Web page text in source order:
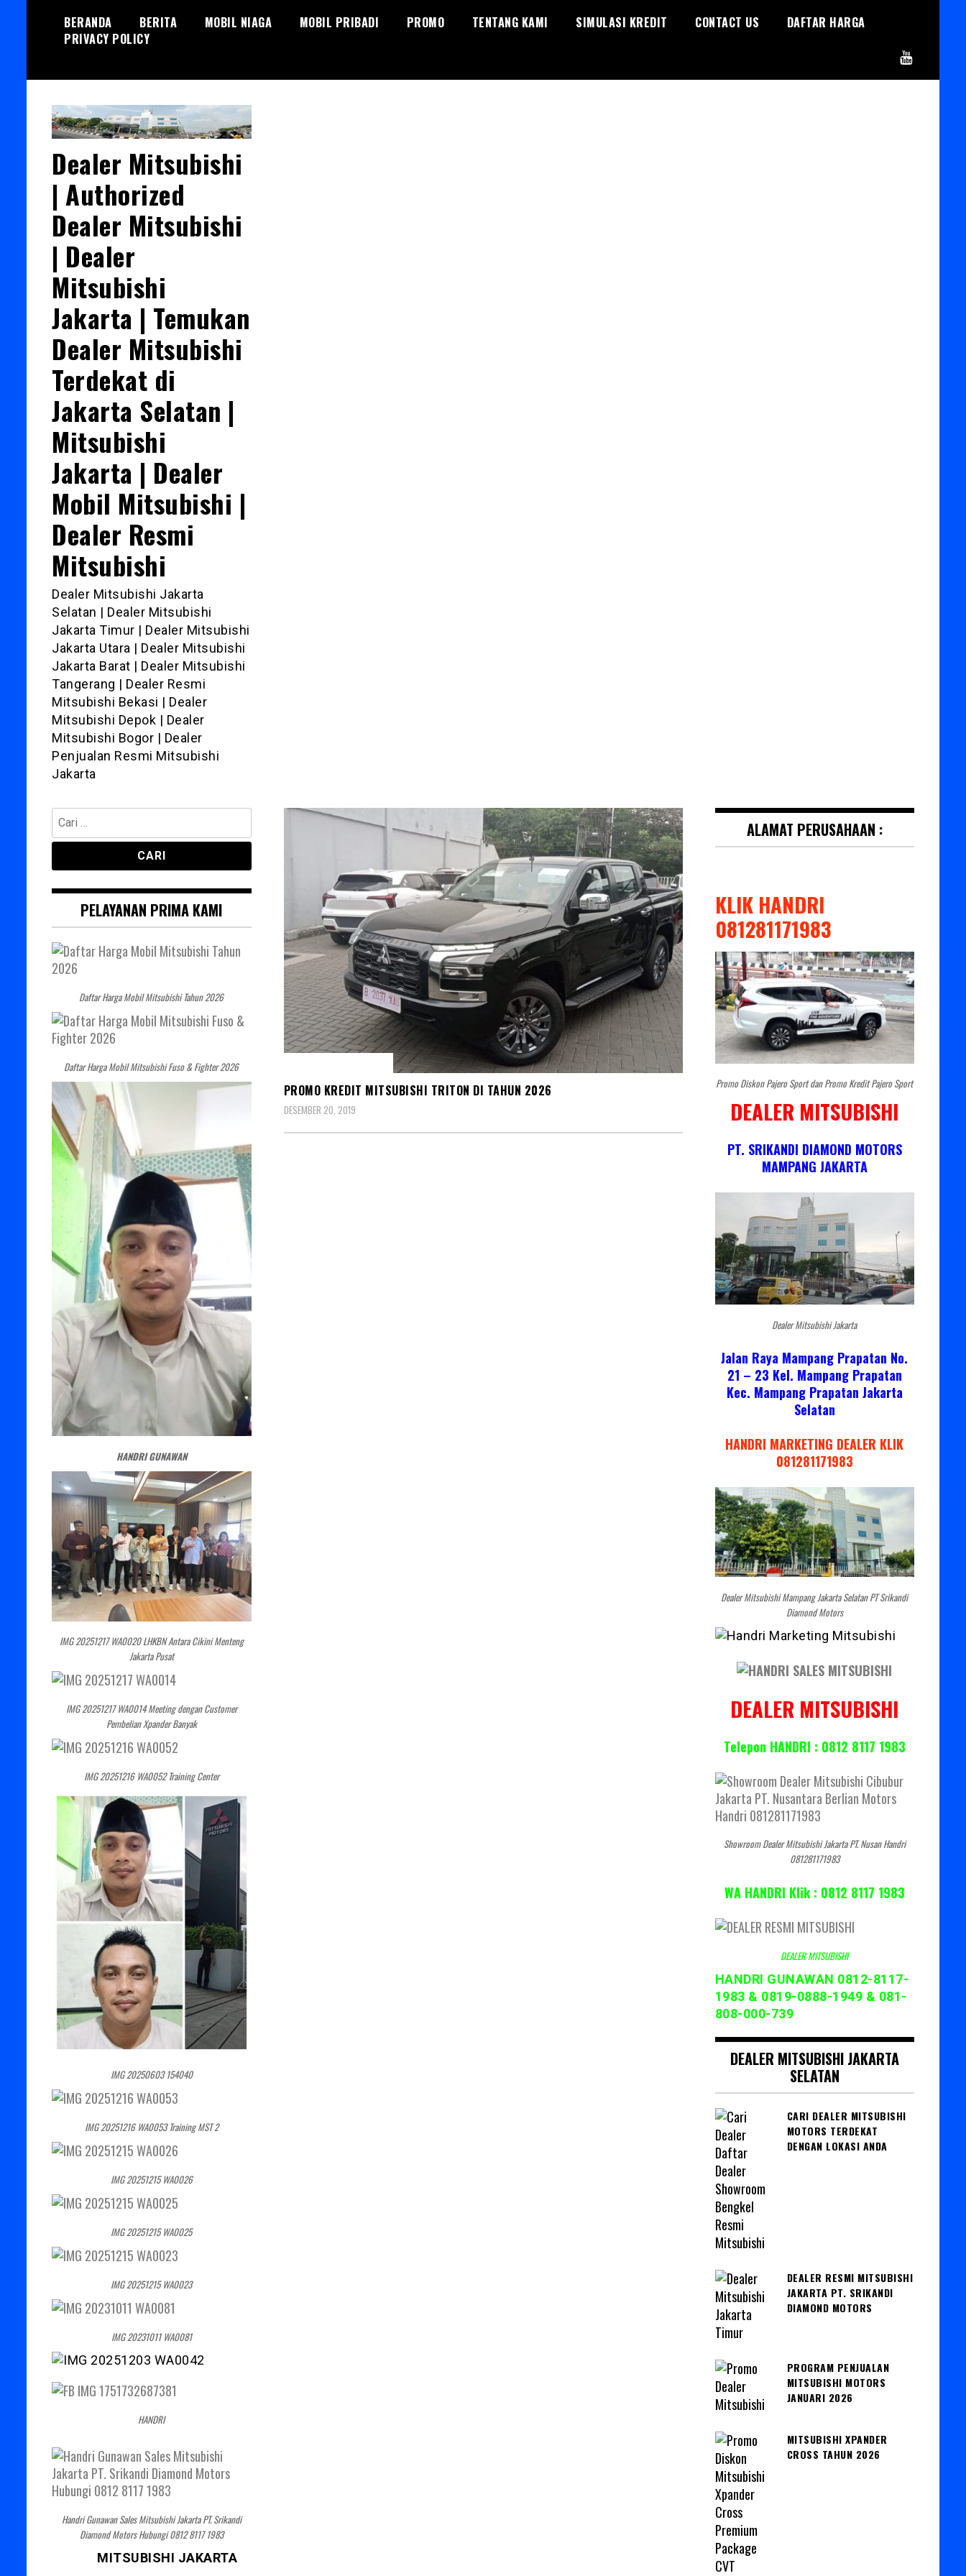
BERANDA BERITA MOBIL NIAGA MOBIL PRIBADI PROMO TENTANG KAMI SIMULASI KREDIT CONTACT US
DAFTAR HARGA
PRIVACY POLICY
Dealer Mitsubishi
| Authorized
Dealer Mitsubishi
| Dealer
Mitsubishi
Jakarta | Temukan
Dealer Mitsubishi
Terdekat di
Jakarta Selatan |
Mitsubishi
Jakarta | Dealer
Mobil Mitsubishi |
Dealer Resmi
Mitsubishi
Dealer Mitsubishi Jakarta
Selatan | Dealer Mitsubishi
Jakarta Timur | Dealer Mitsubishi
Jakarta Utara | Dealer Mitsubishi
Jakarta Barat | Dealer Mitsubishi
Tangerang | Dealer Resmi
Mitsubishi Bekasi | Dealer
Mitsubishi Depok | Dealer
Mitsubishi Bogor | Dealer
Penjualan Resmi Mitsubishi
Jakarta
PROMO KREDIT MITSUBISHI TRITON DI TAHUN 2026
DESEMBER 20, 2019
Cari
untuk:
PELAYANAN PRIMA KAMI
Daftar Harga Mobil Mitsubishi Tahun 2026
Daftar Harga Mobil Mitsubishi Fuso & Fighter 2026
HANDRI GUNAWAN
IMG 20251217 WA0020 LHKBN Antara Cikini Menteng
Jakarta Pusat
IMG 20251217 WA0014 Meeting dengan Customer
Pembelian Xpander Banyak
IMG 20251216 WA0052 Training Center
IMG 20250603 154040
IMG 20251216 WA0053 Training MST 2
IMG 20251215 WA0026
IMG 20251215 WA0025
IMG 20251215 WA0023
IMG 20231011 WA0081
HANDRI
Handri Gunawan Sales Mitsubishi Jakarta PT. Srikandi
Diamond Motors Hubungi 0812 8117 1983
MITSUBISHI JAKARTA
ALAMAT PERUSAHAAN :
KLIK HANDRI
081281171983
Promo Diskon Pajero Sport dan Promo Kredit Pajero Sport
DEALER MITSUBISHI
PT. SRIKANDI DIAMOND MOTORS
MAMPANG JAKARTA
Dealer Mitsubishi Jakarta
Jalan Raya Mampang Prapatan No.
21 – 23 Kel. Mampang Prapatan
Kec. Mampang Prapatan Jakarta
Selatan
HANDRI MARKETING DEALER KLIK
081281171983
Dealer Mitsubishi Mampang Jakarta Selatan PT Srikandi
Diamond Motors
DEALER MITSUBISHI
Telepon HANDRI : 0812 8117 1983
Showroom Dealer Mitsubishi Jakarta PT. Nusan Handri
081281171983
WA HANDRI Klik : 0812 8117 1983
DEALER MITSUBISHI
HANDRI GUNAWAN 0812-8117-
1983 & 0819-0888-1949 & 081-
808-000-739
DEALER MITSUBISHI JAKARTA
SELATAN
CARI DEALER MITSUBISHI
MOTORS TERDEKAT
DENGAN LOKASI ANDA
DEALER RESMI MITSUBISHI
JAKARTA PT. SRIKANDI
DIAMOND MOTORS
PROGRAM PENJUALAN
MITSUBISHI MOTORS
JANUARI 2026
MITSUBISHI XPANDER
CROSS TAHUN 2026